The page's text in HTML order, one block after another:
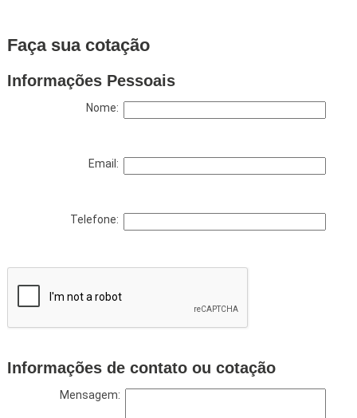
Faça sua cotação
Informações Pessoais
Nome:
Email:
Telefone:
Informações de contato ou cotação
Mensagem: